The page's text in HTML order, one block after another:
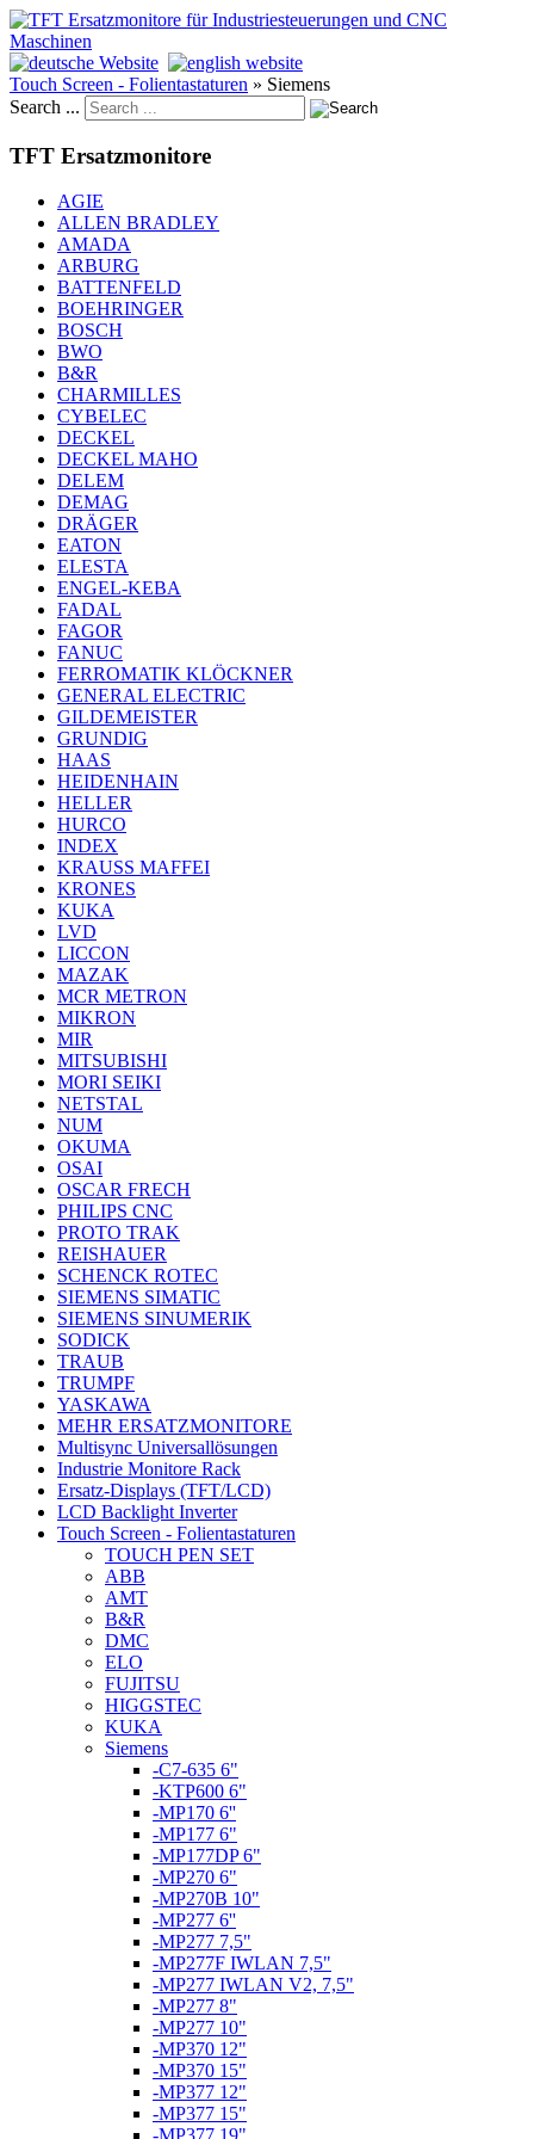
Touch Screen - Folientastaturen » Siemens
Search ...
TFT Ersatzmonitore
AGIE
ALLEN BRADLEY
AMADA
ARBURG
BATTENFELD
BOEHRINGER
BOSCH
BWO
B&R
CHARMILLES
CYBELEC
DECKEL
DECKEL MAHO
DELEM
DEMAG
DRÄGER
EATON
ELESTA
ENGEL-KEBA
FADAL
FAGOR
FANUC
FERROMATIK KLÖCKNER
GENERAL ELECTRIC
GILDEMEISTER
GRUNDIG
HAAS
HEIDENHAIN
HELLER
HURCO
INDEX
KRAUSS MAFFEI
KRONES
KUKA
LVD
LICCON
MAZAK
MCR METRON
MIKRON
MIR
MITSUBISHI
MORI SEIKI
NETSTAL
NUM
OKUMA
OSAI
OSCAR FRECH
PHILIPS CNC
PROTO TRAK
REISHAUER
SCHENCK ROTEC
SIEMENS SIMATIC
SIEMENS SINUMERIK
SODICK
TRAUB
TRUMPF
YASKAWA
MEHR ERSATZMONITORE
Multisync Universallösungen
Industrie Monitore Rack
Ersatz-Displays (TFT/LCD)
LCD Backlight Inverter
Touch Screen - Folientastaturen
TOUCH PEN SET
ABB
AMT
B&R
DMC
ELO
FUJITSU
HIGGSTEC
KUKA
Siemens
-C7-635 6"
-KTP600 6"
-MP170 6''
-MP177 6"
-MP177DP 6"
-MP270 6"
-MP270B 10"
-MP277 6''
-MP277 7,5"
-MP277F IWLAN 7,5"
-MP277 IWLAN V2, 7,5"
-MP277 8"
-MP277 10"
-MP370 12"
-MP370 15"
-MP377 12"
-MP377 15"